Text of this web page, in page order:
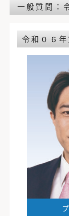
一般質問：
令和０６